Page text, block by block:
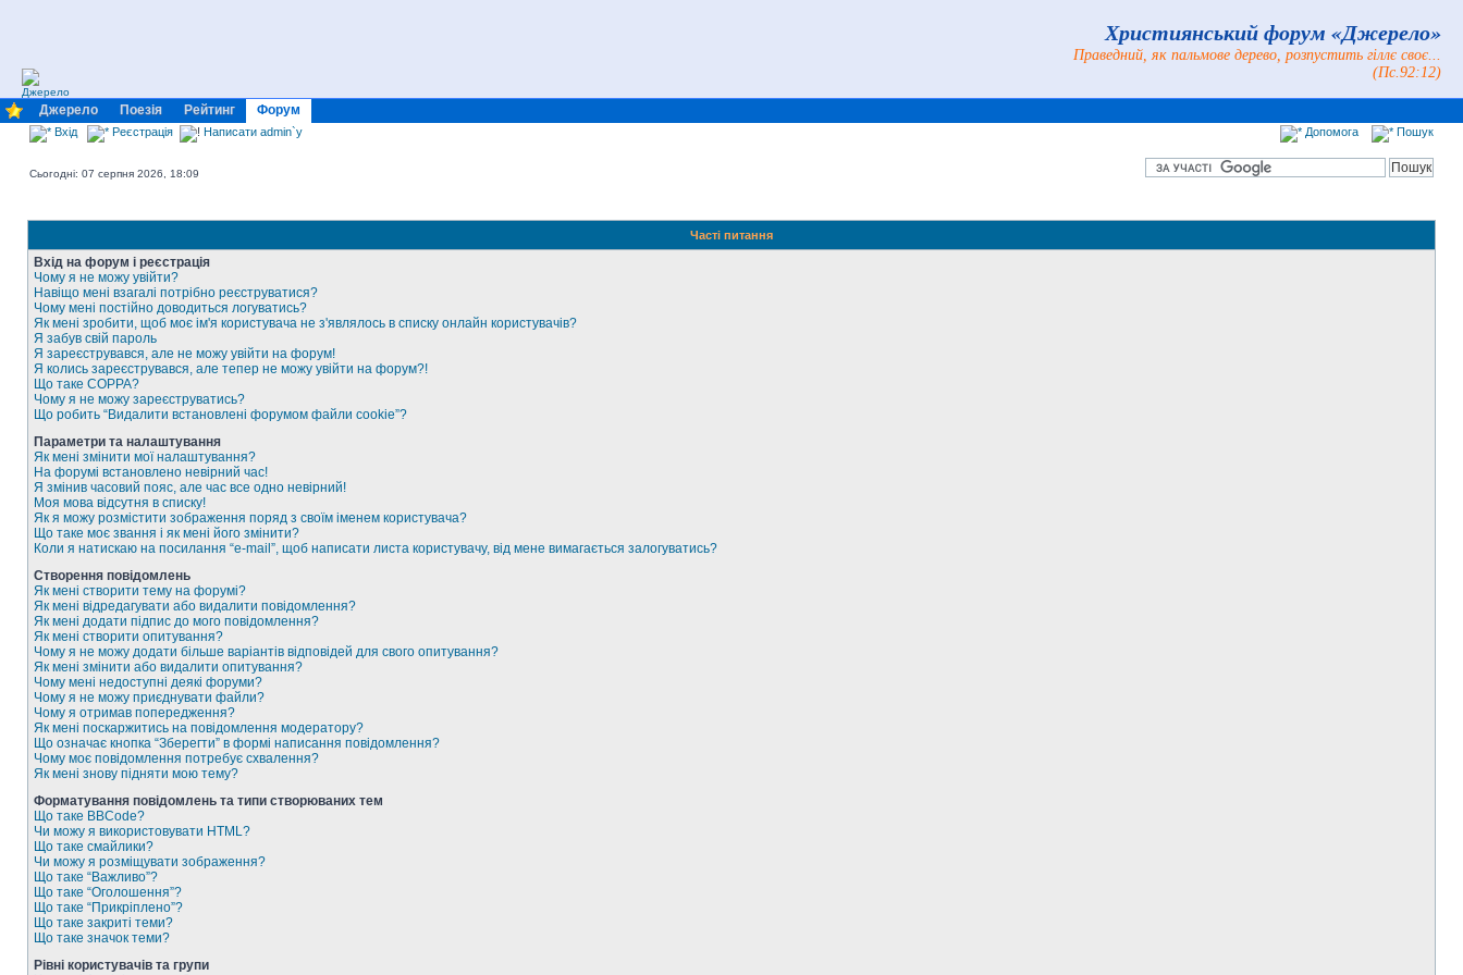
Християнський форум «Джерело»
Праведний, як пальмове дерево, розпустить гіллє своє...
(Пс.92:12)
Джерело Поезія Рейтинг Форум
Вхід Реєстрація Написати admin`у Допомога Пошук
Сьогодні: 07 серпня 2026, 18:09
Часті питання
Вхід на форум і реєстрація
Чому я не можу увійти?
Навіщо мені взагалі потрібно реєструватися?
Чому мені постійно доводиться логуватись?
Як мені зробити, щоб моє ім'я користувача не з'являлось в списку онлайн користувачів?
Я забув свій пароль
Я зареєструвався, але не можу увійти на форум!
Я колись зареєструвався, але тепер не можу увійти на форум?!
Що таке COPPA?
Чому я не можу зареєструватись?
Що робить “Видалити встановлені форумом файли cookie”?
Параметри та налаштування
Як мені змінити мої налаштування?
На форумі встановлено невірний час!
Я змінив часовий пояс, але час все одно невірний!
Моя мова відсутня в списку!
Як я можу розмістити зображення поряд з своїм іменем користувача?
Що таке моє звання і як мені його змінити?
Коли я натискаю на посилання “e-mail”, щоб написати листа користувачу, від мене вимагається залогуватись?
Створення повідомлень
Як мені створити тему на форумі?
Як мені відредагувати або видалити повідомлення?
Як мені додати підпис до мого повідомлення?
Як мені створити опитування?
Чому я не можу додати більше варіантів відповідей для свого опитування?
Як мені змінити або видалити опитування?
Чому мені недоступні деякі форуми?
Чому я не можу приєднувати файли?
Чому я отримав попередження?
Як мені поскаржитись на повідомлення модератору?
Що означає кнопка “Зберегти” в формі написання повідомлення?
Чому моє повідомлення потребує схвалення?
Як мені знову підняти мою тему?
Форматування повідомлень та типи створюваних тем
Що таке BBCode?
Чи можу я використовувати HTML?
Що таке смайлики?
Чи можу я розміщувати зображення?
Що таке “Важливо”?
Що таке “Оголошення”?
Що таке “Прикріплено”?
Що таке закриті теми?
Що таке значок теми?
Рівні користувачів та групи